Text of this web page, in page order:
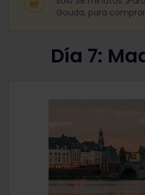
Gouda, para
Día 7: